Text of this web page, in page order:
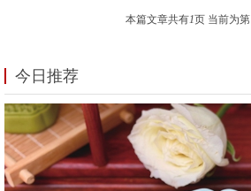
本篇文章共有1页 当前为第
今日推荐